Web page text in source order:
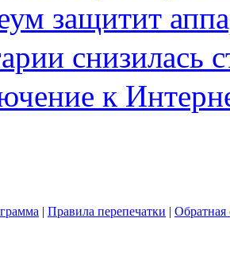
защитит
снизилась
к
| Правила перепечатки | Обратная